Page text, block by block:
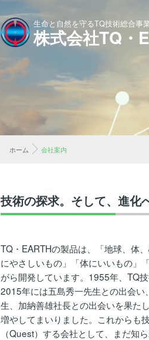
生命と自然を守るTQ技術総合事
株式会社TQ・
ホーム 会社案内
技術の探求。そして、進化
TQ・EARTHの製品は、「地球、体
にやさしいもの」「体にいいもの」
がら開発しています。1955年、TQ技
2015年には五島秀一先生との出会
生、加納善雄社長との出会いを果た
増やしてまいりました。これからも
（Quest）する会社として、まだ知